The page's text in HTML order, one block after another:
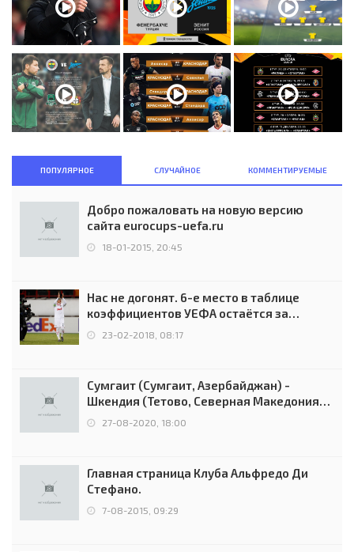
ПОПУЛЯРНОЕ СЛУЧАЙНОЕ КОММЕНТИРУЕМЫЕ
Добро пожаловать на новую версию
сайта eurocups-uefa.ru
18-01-2015, 20:45
Нас не догонят. 6-е место в таблице
коэффициентов УЕФА остаётся за
Россией
23-02-2018, 08:17
Сумгаит (Сумгаит, Азербайджан) -
Шкендия (Тетово, Северная Македония) -
0:2 (0:0)
27-08-2020, 18:00
Главная страница Клуба Альфредо Ди
Стефано.
7-08-2015, 09:29